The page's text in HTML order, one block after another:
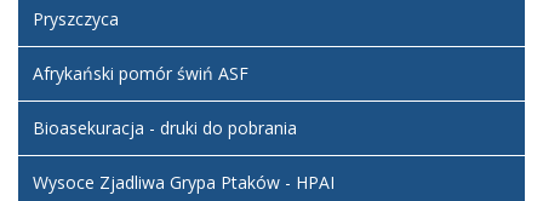
Artykuł
został
zmieniony.
środa,
23 luty
2022
12:24
Administrator
BIP
Pryszczyca
Afrykański pomór świń ASF
Bioasekuracja - druki do pobrania
Wysoce Zjadliwa Grypa Ptaków - HPAI